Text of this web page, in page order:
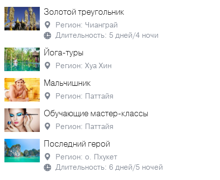
Золотой треугольник
Регион: Чианграй
Длительность: 5 дней/4 ночи
Йога-туры
Регион: Хуа Хин
Мальчишник
Регион: Паттайя
Обучающие мастер-классы
Регион: Паттайя
Последний герой
Регион: о. Пхукет
Длительность: 6 дней/5 ночей